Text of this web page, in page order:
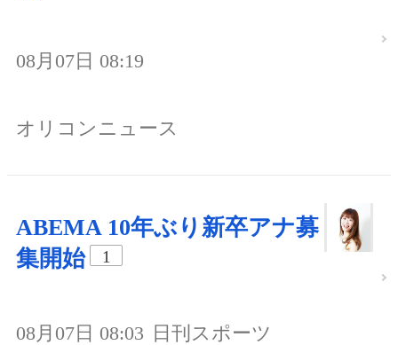
08月07日 08:19
オリコンニュース
ABEMA 10年ぶり新卒アナ募
集開始
1
08月07日 08:03 日刊スポーツ